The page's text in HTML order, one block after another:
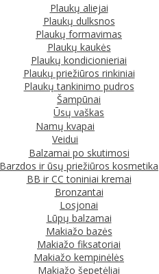
Plaukų aliejai
Plaukų dulksnos
Plaukų formavimas
Plaukų kaukės
Plaukų kondicionieriai
Plaukų priežiūros rinkiniai
Plaukų tankinimo pudros
Šampūnai
Ūsų vaškas
Namų kvapai
Veidui
Balzamai po skutimosi
Barzdos ir ūsų priežiūros kosmetika
BB ir CC toniniai kremai
Bronzantai
Losjonai
Lūpų balzamai
Makiažo bazės
Makiažo fiksatoriai
Makiažo kempinėlės
Makiažo šepetėliai